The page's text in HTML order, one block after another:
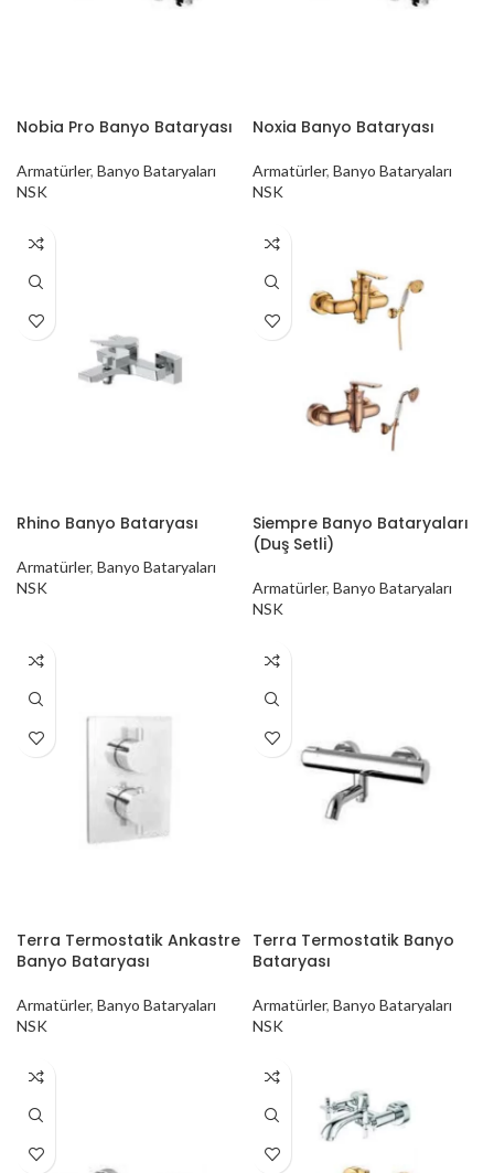
Nobia Pro Banyo Bataryası
Armatürler, Banyo Bataryaları
NSK
Noxia Banyo Bataryası
Armatürler, Banyo Bataryaları
NSK
Rhino Banyo Bataryası
Armatürler, Banyo Bataryaları
NSK
Siempre Banyo Bataryaları
(Duş Setli)
Armatürler, Banyo Bataryaları
NSK
Terra Termostatik Ankastre
Banyo Bataryası
Armatürler, Banyo Bataryaları
NSK
Terra Termostatik Banyo
Bataryası
Armatürler, Banyo Bataryaları
NSK